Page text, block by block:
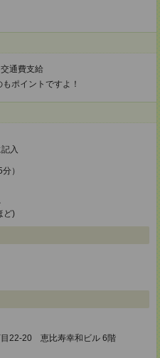
通費支給
ポイントですよ！
入
）
ど)
22-20 恵比寿幸和ビル 6階